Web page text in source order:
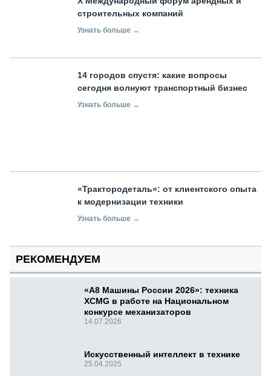
строительных компаний
Узнать больше →
14 городов спустя: какие вопросы
сегодня волнуют транспортный бизнес
Узнать больше →
«Трактородеталь»: от клиентского опыта
к модернизации техники
Узнать больше →
РЕКОМЕНДУЕМ
«А8 Машины России 2026»: техника
XCMG в работе на Национальном
конкурсе механизаторов
14.07.2026
Искусственный интеллект в технике
25.04.2025